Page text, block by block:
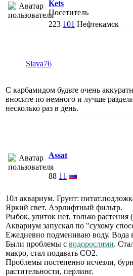
Kets
Посетитель
223 101 Нефтекамск
Slava76
С карбамидом будьте очень
вносите по немного и лучше
несколько раз в день.
Assat
88 11
10л аквариум. Грунт:
Яркий свет. Аэрлифтный фильтр.
Рыбок, улиток нет, только растения
Аквариум запускал по "сухому
Ежедневно подмениваю воду. Вода
Были проблемы с водорослями.
макро, стал подавать СО2.
Проблемы постепенно исчезли,
растительности, перлинг.